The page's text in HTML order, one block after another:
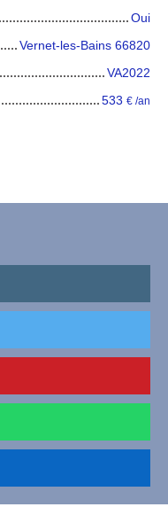
Oui
Vernet-les-Bains 66820
VA2022
533 € /an